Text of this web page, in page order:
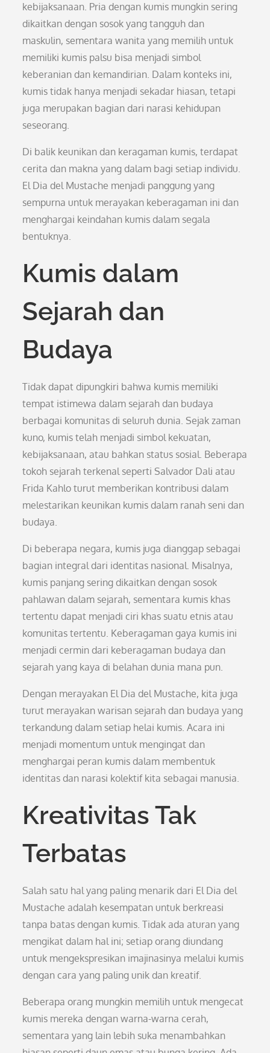
kebijaksanaan. Pria dengan kumis mungkin sering
dikaitkan dengan sosok yang tangguh dan
maskulin, sementara wanita yang memilih untuk
memiliki kumis palsu bisa menjadi simbol
keberanian dan kemandirian. Dalam konteks ini,
kumis tidak hanya menjadi sekadar hiasan, tetapi
juga merupakan bagian dari narasi kehidupan
seseorang.
Di balik keunikan dan keragaman kumis, terdapat
cerita dan makna yang dalam bagi setiap individu.
El Dia del Mustache menjadi panggung yang
sempurna untuk merayakan keberagaman ini dan
menghargai keindahan kumis dalam segala
bentuknya.
Kumis dalam
Sejarah dan
Budaya
Tidak dapat dipungkiri bahwa kumis memiliki
tempat istimewa dalam sejarah dan budaya
berbagai komunitas di seluruh dunia. Sejak zaman
kuno, kumis telah menjadi simbol kekuatan,
kebijaksanaan, atau bahkan status sosial. Beberapa
tokoh sejarah terkenal seperti Salvador Dali atau
Frida Kahlo turut memberikan kontribusi dalam
melestarikan keunikan kumis dalam ranah seni dan
budaya.
Di beberapa negara, kumis juga dianggap sebagai
bagian integral dari identitas nasional. Misalnya,
kumis panjang sering dikaitkan dengan sosok
pahlawan dalam sejarah, sementara kumis khas
tertentu dapat menjadi ciri khas suatu etnis atau
komunitas tertentu. Keberagaman gaya kumis ini
menjadi cermin dari keberagaman budaya dan
sejarah yang kaya di belahan dunia mana pun.
Dengan merayakan El Dia del Mustache, kita juga
turut merayakan warisan sejarah dan budaya yang
terkandung dalam setiap helai kumis. Acara ini
menjadi momentum untuk mengingat dan
menghargai peran kumis dalam membentuk
identitas dan narasi kolektif kita sebagai manusia.
Kreativitas Tak
Terbatas
Salah satu hal yang paling menarik dari El Dia del
Mustache adalah kesempatan untuk berkreasi
tanpa batas dengan kumis. Tidak ada aturan yang
mengikat dalam hal ini; setiap orang diundang
untuk mengekspresikan imajinasinya melalui kumis
dengan cara yang paling unik dan kreatif.
Beberapa orang mungkin memilih untuk mengecat
kumis mereka dengan warna-warna cerah,
sementara yang lain lebih suka menambahkan